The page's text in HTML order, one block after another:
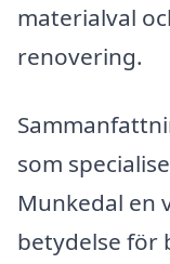
materialval
renovering.
som
Munkedal en
betydelse för